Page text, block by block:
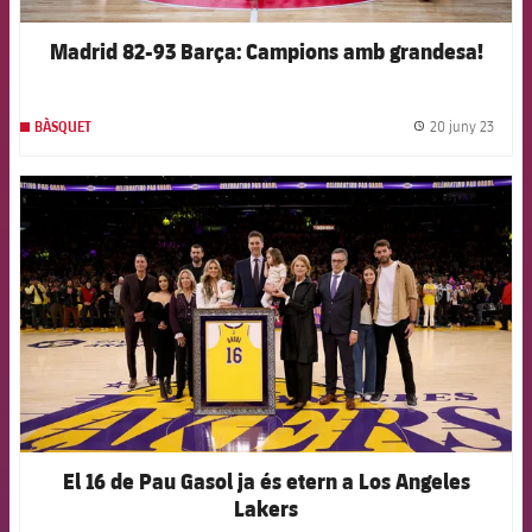
Madrid 82-93 Barça: Campions amb grandesa!
BÀSQUET 20 juny 23
FCB Barcelona badge
El 16 de Pau Gasol ja és etern a Los Angeles
Lakers